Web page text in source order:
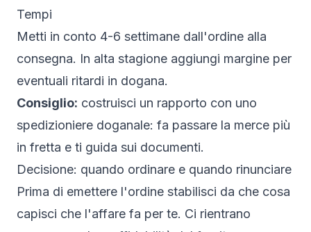
Tempi
Metti in conto 4-6 settimane dall'ordine alla
consegna. In alta stagione aggiungi margine per
eventuali ritardi in dogana.
Consiglio: costruisci un rapporto con uno
spedizioniere doganale: fa passare la merce più
in fretta e ti guida sui documenti.
Decisione: quando ordinare e quando rinunciare
Prima di emettere l'ordine stabilisci da che cosa
capisci che l'affare fa per te. Ci rientrano